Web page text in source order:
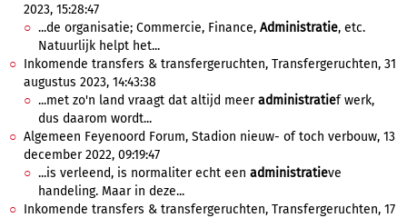
2023, 15:28:47
...de organisatie; Commercie, Finance, Administratie, etc.
Natuurlijk helpt het...
Inkomende transfers & transfergeruchten, Transfergeruchten, 31
augustus 2023, 14:43:38
...met zo'n land vraagt dat altijd meeradministratief werk,
dus daarom wordt...
Algemeen Feyenoord Forum, Stadion nieuw- of toch verbouw, 13
december 2022, 09:19:47
...is verleend, is normaliter echt een administratieve
handeling. Maar in deze...
Inkomende transfers & transfergeruchten, Transfergeruchten, 17